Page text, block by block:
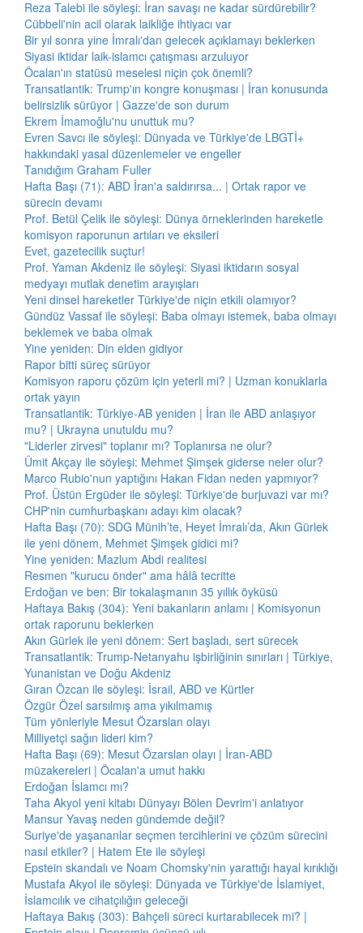
Reza Talebi ile söyleşi: İran savaşı ne kadar sürdürebilir?
Cübbeli'nin acil olarak laikliğe ihtiyacı var
Bir yıl sonra yine İmralı'dan gelecek açıklamayı beklerken
Siyasi iktidar laik-islamcı çatışması arzuluyor
Öcalan'ın statüsü meselesi niçin çok önemli?
Transatlantik: Trump'ın kongre konuşması | İran konusunda
belirsizlik sürüyor | Gazze'de son durum
Ekrem İmamoğlu'nu unuttuk mu?
Evren Savcı ile söyleşi: Dünyada ve Türkiye'de LBGTİ+
hakkındaki yasal düzenlemeler ve engeller
Tanıdığım Graham Fuller
Hafta Başı (71): ABD İran'a saldırırsa... | Ortak rapor ve
sürecin devamı
Prof. Betül Çelik ile söyleşi: Dünya örneklerinden hareketle
komisyon raporunun artıları ve eksileri
Evet, gazetecilik suçtur!
Prof. Yaman Akdeniz ile söyleşi: Siyasi iktidarın sosyal
medyayı mutlak denetim arayışları
Yeni dinsel hareketler Türkiye'de niçin etkili olamıyor?
Gündüz Vassaf ile söyleşi: Baba olmayı istemek, baba olmayı
beklemek ve baba olmak
Yine yeniden: Din elden gidiyor
Rapor bitti süreç sürüyor
Komisyon raporu çözüm için yeterli mi? | Uzman konuklarla
ortak yayın
Transatlantik: Türkiye-AB yeniden | İran ile ABD anlaşıyor
mu? | Ukrayna unutuldu mu?
"Liderler zirvesi" toplanır mı? Toplanırsa ne olur?
Ümit Akçay ile söyleşi: Mehmet Şimşek giderse neler olur?
Marco Rubio'nun yaptığını Hakan Fidan neden yapmıyor?
Prof. Üstün Ergüder ile söyleşi: Türkiye'de burjuvazi var mı?
CHP'nin cumhurbaşkanı adayı kim olacak?
Hafta Başı (70): SDG Münih’te, Heyet İmralı’da, Akın Gürlek
ile yeni dönem, Mehmet Şimşek gidici mi?
Yine yeniden: Mazlum Abdi realitesi
Resmen "kurucu önder" ama hâlâ tecritte
Erdoğan ve ben: Bir tokalaşmanın 35 yıllık öyküsü
Haftaya Bakış (304): Yeni bakanların anlamı | Komisyonun
ortak raporunu beklerken
Akın Gürlek ile yeni dönem: Sert başladı, sert sürecek
Transatlantik: Trump-Netanyahu işbirliğinin sınırları | Türkiye,
Yunanistan ve Doğu Akdeniz
Gıran Özcan ile söyleşi: İsrail, ABD ve Kürtler
Özgür Özel sarsılmış ama yıkılmamış
Tüm yönleriyle Mesut Özarslan olayı
Milliyetçi sağın lideri kim?
Hafta Başı (69): Mesut Özarslan olayı | İran-ABD
müzakereleri | Öcalan'a umut hakkı
Erdoğan İslamcı mı?
Taha Akyol yeni kitabı Dünyayı Bölen Devrim'i anlatıyor
Mansur Yavaş neden gündemde değil?
Suriye'de yaşananlar seçmen tercihlerini ve çözüm sürecini
nasıl etkiler? | Hatem Ete ile söyleşi
Epstein skandalı ve Noam Chomsky'nin yarattığı hayal kırıklığı
Mustafa Akyol ile söyleşi: Dünyada ve Türkiye'de İslamiyet,
İslamcılık ve cihatçılığın geleceği
Haftaya Bakış (303): Bahçeli süreci kurtarabilecek mi? |